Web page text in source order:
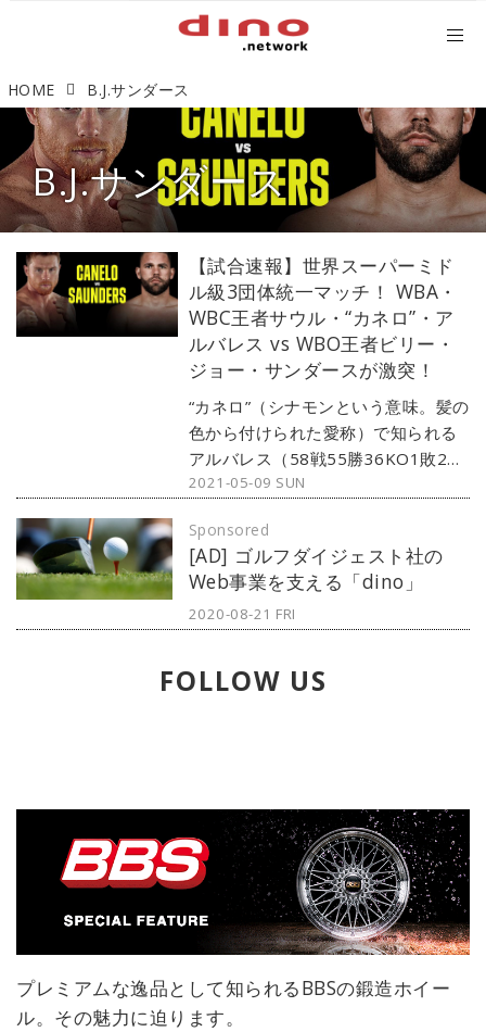
HOME B.J.サンダース
B.J.サンダース
【試合速報】世界スーパーミド
ル級3団体統一マッチ！ WBA・
WBC王者サウル・“カネロ”・ア
ルバレス vs WBO王者ビリー・
ジョー・サンダースが激突！
“カネロ”（シナモンという意味。髪の
色から付けられた愛称）で知られる
アルバレス（58戦55勝36KO1敗2
分）と、サンダース（30戦30勝
体統一戦。コロナ禍が沈静化の兆し
を見せる米国テキサス州アーリント
ンのAT&Tスタジアムで7万人もの観
客を集めるリアル・ビッグイベント
2021-05-09 SUN
[AD] ゴルフダイジェスト社の
Web事業を支える「dino」
Sponsored
2020-08-21 FRI
FOLLOW US
プレミアムな逸品として知られるBBSの鍛造ホイー
ル。その魅力に迫ります。